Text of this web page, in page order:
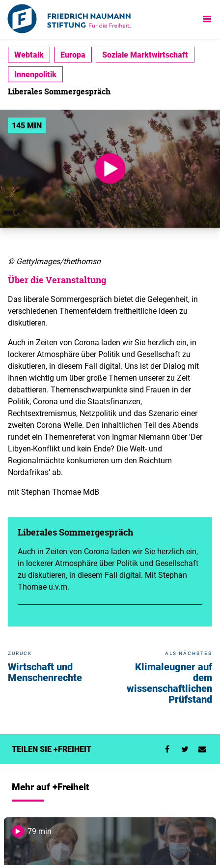
Webtalk Europa
Soziale Marktwirtschaft
Innenpolitik
Liberales Sommergespräch
145 MIN
© GettyImages/thethomsn
Über die Veranstaltung
Das liberale Sommergespräch bietet die Gelegenheit, in
verschiedenen Themenfeldern freitheitliche Ideen zu
diskutieren.
Auch in Zeiten von Corona laden wir Sie herzlich ein, in
lockerer Atmosphäre über Politik und Gesellschaft zu
diskutieren, in diesem Fall digital. Uns ist der Dialog mit
Ihnen wichtig um über große Themen unserer zu Zeit
debattieren. Themenschwerpunkte sind Frauen in der
Politik, Corona und die Staatsfinanzen,
Rechtsextremismus, Netzpolitik und das Szenario einer
zweiten Corona Welle. Den inhaltlichen Teil des Abends
rundet ein Themenreferat von Ingmar Niemann über 'Der
Libyen-Konflikt und kein Ende? Die Welt- und
Regionalmächte konkurrieren um den Reichtum
Nordafrikas' ab.
mit Stephan Thomae MdB
Liberales Sommergespräch
Auch in Zeiten von Corona laden wir Sie herzlich ein,
in lockerer Atmosphäre über Politik und Gesellschaft
zu diskutieren, in diesem Fall digital. Mit Stephan
Thomae u.v.m.
ZURÜCK
Wirtschaft und
Menschenrechte
ALS NÄCHSTES
Klimaleugner auf
dem
wissenschaftlichen
Prüfstand
TEILEN SIE +FREIHEIT
Mehr auf +Freiheit
79 min